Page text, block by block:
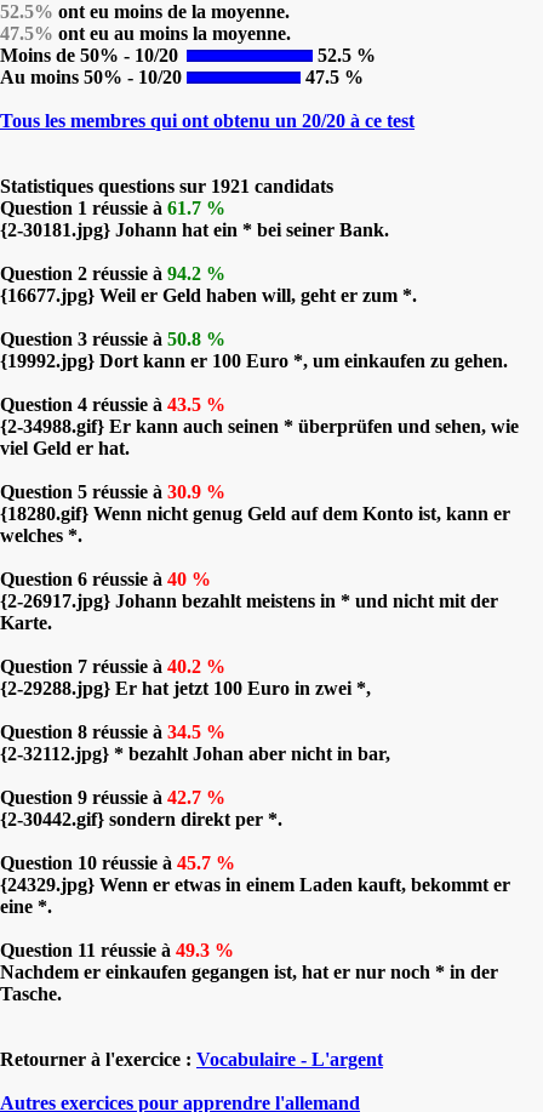
52.5% ont eu moins de la moyenne.
47.5% ont eu au moins la moyenne.
Moins de 50% - 10/20
52.5 %
Au moins 50% - 10/20
47.5 %
Tous les membres qui ont obtenu un 20/20 à ce test
Statistiques questions sur 1921 candidats
Question 1 réussie à 61.7 %
{2-30181.jpg} Johann hat ein * bei seiner Bank.
Question 2 réussie à 94.2 %
{16677.jpg} Weil er Geld haben will, geht er zum *.
Question 3 réussie à 50.8 %
{19992.jpg} Dort kann er 100 Euro *, um einkaufen zu gehen.
Question 4 réussie à 43.5 %
{2-34988.gif} Er kann auch seinen * überprüfen und sehen, wie
viel Geld er hat.
Question 5 réussie à 30.9 %
{18280.gif} Wenn nicht genug Geld auf dem Konto ist, kann er
welches *.
Question 6 réussie à 40 %
{2-26917.jpg} Johann bezahlt meistens in * und nicht mit der
Karte.
Question 7 réussie à 40.2 %
{2-29288.jpg} Er hat jetzt 100 Euro in zwei *,
Question 8 réussie à 34.5 %
{2-32112.jpg} * bezahlt Johan aber nicht in bar,
Question 9 réussie à 42.7 %
{2-30442.gif} sondern direkt per *.
Question 10 réussie à 45.7 %
{24329.jpg} Wenn er etwas in einem Laden kauft, bekommt er
eine *.
Question 11 réussie à 49.3 %
Nachdem er einkaufen gegangen ist, hat er nur noch * in der
Tasche.
Retourner à l'exercice : Vocabulaire - L'argent
Autres exercices pour apprendre l'allemand